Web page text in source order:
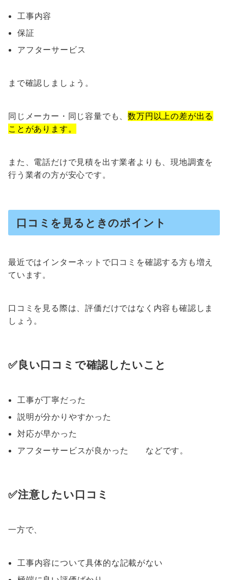
工事内容
保証
アフターサービス
まで確認しましょう。
同じメーカー・同じ容量でも、数万円以上の差が出る
ことがあります。
また、電話だけで見積を出す業者よりも、現地調査を
行う業者の方が安心です。
口コミを見るときのポイント
最近ではインターネットで口コミを確認する方も増え
ています。
口コミを見る際は、評価だけではなく内容も確認しま
しょう。
✅良い口コミで確認したいこと
工事が丁寧だった
説明が分かりやすかった
対応が早かった
アフターサービスが良かった などです。
✅注意したい口コミ
一方で、
工事内容について具体的な記載がない